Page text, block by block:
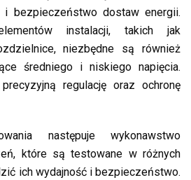
i bezpieczeństwo dostaw energii.
instalacji, takich jak
niezbędne są również
średniego i niskiego napięcia.
regulację oraz ochronę
następuje wykonawstwo
które są testowane w różnych
ich wydajność i bezpieczeństwo.